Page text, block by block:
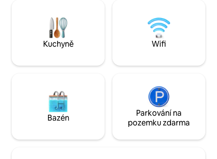
postýlkou Pack-n-Play pro rodiny.
Příjezdová cesta s dostatkem místa na
Toledo Zoo a UTMC. Vhodné pro rodiny
Vhodné pro
Praní a sušení k
ubytujete na více než 6
na další vybavení
Kuchyně Wifi
Bazén
Parkování na
pozemku zdarma